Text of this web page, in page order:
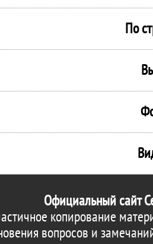
По
Официальный сайт
копирование
вопросов и